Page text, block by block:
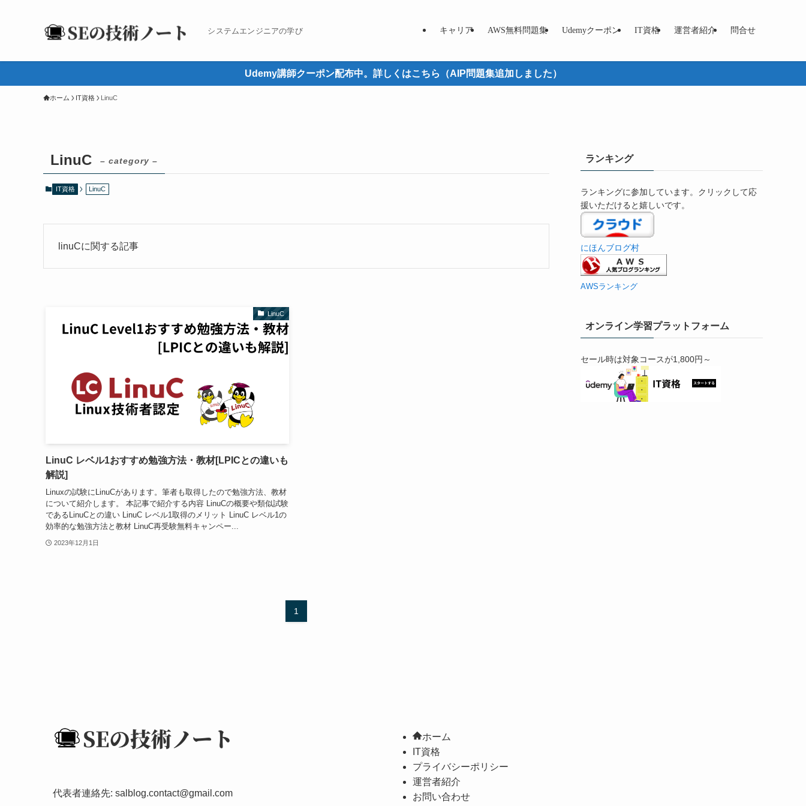
システムエンジニアの学び キャリア AWS無料問題集 Udemyクーポン IT資格 運営者紹介 問合せ
Udemy講師クーポン配布中。詳しくはこちら（AIP問題集追加しました）
ホーム IT資格 LinuC
LinuC – category –
IT資格 LinuC
linuCに関する記事
LinuC
LinuC レベル1おすすめ勉強方法・教材[LPICとの違いも
解説]
Linuxの試験にLinuCがあります。筆者も取得したので勉強方法、教材
について紹介します。 本記事で紹介する内容 LinuCの概要や類似試験
であるLinuCとの違い LinuC レベル1取得のメリット LinuC レベル1の
効率的な勉強方法と教材 LinuC再受験無料キャンペー...
2023年12月1日
1
ランキング
ランキングに参加しています。クリックして応
援いただけると嬉しいです。
にほんブログ村
AWSランキング
オンライン学習プラットフォーム
セール時は対象コースが1,800円～
代表者連絡先: salblog.contact@gmail.com
ホーム
IT資格
プライバシーポリシー
運営者紹介
お問い合わせ